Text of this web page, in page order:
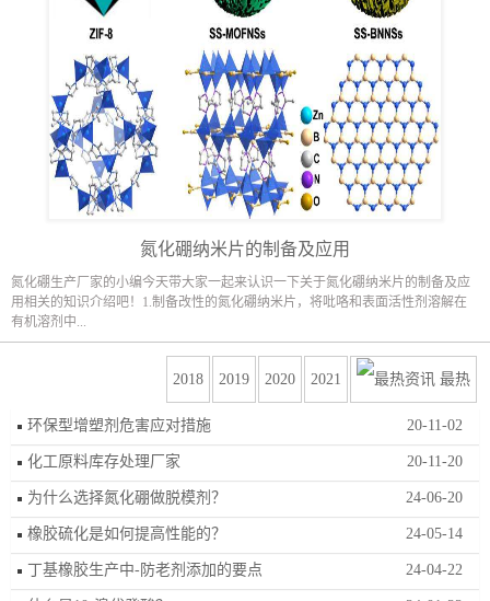
氮化硼纳米片的制备及应用
氮化硼生产厂家的小编今天带大家一起来认识一下关于氮化硼纳米片的制备及应
用相关的知识介绍吧！1.制备改性的氮化硼纳米片，将吡咯和表面活性剂溶解在
有机溶剂中...
2018 2019 2020 2021 最热
环保型增塑剂危害应对措施 20-11-02
化工原料库存处理厂家 20-11-20
为什么选择氮化硼做脱模剂？ 24-06-20
橡胶硫化是如何提高性能的？ 24-05-14
丁基橡胶生产中-防老剂添加的要点 24-04-22